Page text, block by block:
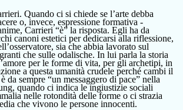
Quando ci si chiede se l’arte debba
o, invece, espressione formativa -
Carrieri “è” la risposta. Egli ha da
canoni estetici per dedicarsi alla riflessione,
sia che abbia lavorato sul
che sulle odalische. In lui parla la storia
per le forme di vita, per gli archetipi, in
a questa umanità crudele perché cambi il
da sempre “un messaggero di pace” nella
quando ci indica le ingiustizie sociali
nelle rotondità delle forme o ci strazia
che vivono le persone innocenti.